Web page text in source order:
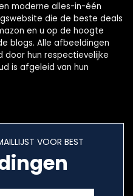
moderne alles-in-één
die de beste deals
en u op de hoogte
blogs. Alle afbeeldingen
door hun respectievelijke
is afgeleid van hun
VOOR BEST